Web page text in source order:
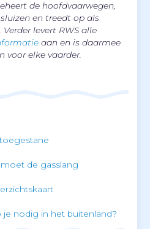
de hoofdvaarwegen,
en treedt op als
levert RWS alle
aan en is daarmee
voor elke vaarder.
moet de gasslang
nodig in het buitenland?